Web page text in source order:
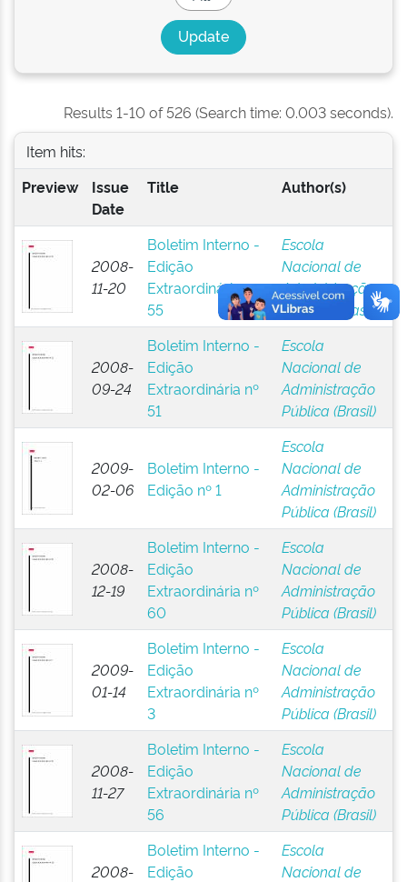
Results 1-10 of 526 (Search time: 0.003 seconds).
Item hits:
Preview
Issue
Date
Title Author(s)
2008-
11-20
Boletim Interno -
Edição
Extraordinária nº
55
Escola
Nacional de
Administração
Pública (Brasil)
2008-
09-24
Boletim Interno -
Edição
Extraordinária nº
51
Escola
Nacional de
Administração
Pública (Brasil)
2009-
02-06
Boletim Interno -
Edição nº 1
Escola
Nacional de
Administração
Pública (Brasil)
2008-
12-19
Boletim Interno -
Edição
Extraordinária nº
60
Escola
Nacional de
Administração
Pública (Brasil)
2009-
01-14
Boletim Interno -
Edição
Extraordinária nº
3
Escola
Nacional de
Administração
Pública (Brasil)
2008-
11-27
Boletim Interno -
Edição
Extraordinária nº
56
Escola
Nacional de
Administração
Pública (Brasil)
2008-
Boletim Interno -
Edição
Escola
Nacional de